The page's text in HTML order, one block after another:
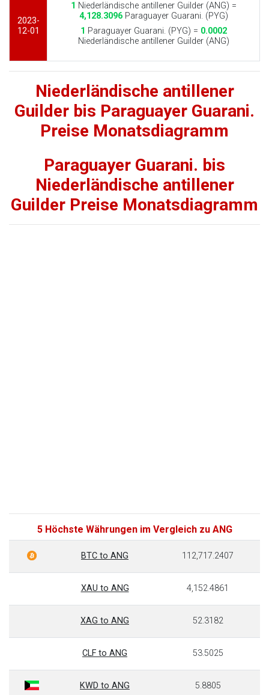
2023-
12-01
1 Niederländische antillener Guilder (ANG) =
4,128.3096Paraguayer Guarani. (PYG)
1 Paraguayer Guarani. (PYG) = 0.0002
Niederländische antillener Guilder (ANG)
Niederländische antillener
Guilder bis Paraguayer Guarani.
Preise Monatsdiagramm
Paraguayer Guarani. bis
Niederländische antillener
Guilder Preise Monatsdiagramm
5 Höchste Währungen im Vergleich zu ANG
BTC to ANG 112,717.2407
XAU to ANG 4,152.4861
XAG to ANG 52.3182
CLF to ANG 53.5025
KWD to ANG 5.8805